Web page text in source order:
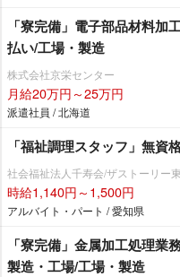
「寮完備」電子部品材料加
払い/工場・製造
株式会社京栄センター
月給20万円～25万円
派遣社員 / 北海道
「福祉調理スタッフ」無資
社会福祉法人千寿会/ザストーリー
時給1,140円～1,500円
アルバイト・パート / 愛知県
「寮完備」金属加工処理業
製造・工場/工場・製造